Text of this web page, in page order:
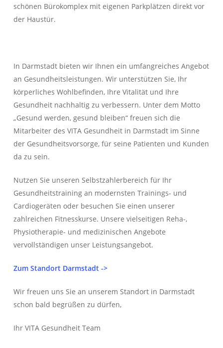
schönen Bürokomplex mit eigenen Parkplätzen direkt vor
der Haustür.
In Darmstadt bieten wir Ihnen ein umfangreiches Angebot
an Gesundheitsleistungen. Wir unterstützen Sie, Ihr
körperliches Wohlbefinden, Ihre Vitalität und Ihre
Gesundheit nachhaltig zu verbessern. Unter dem Motto
„Gesund werden, gesund bleiben“ freuen sich die
Mitarbeiter des VITA Gesundheit in Darmstadt im Sinne
der Gesundheitsvorsorge, für seine Patienten und Kunden
da zu sein.
Nutzen Sie unseren Selbstzahlerbereich für Ihr
Gesundheitstraining an modernsten Trainings- und
Cardiogeräten oder besuchen Sie einen unserer
zahlreichen Fitnesskurse. Unsere vielseitigen Reha-,
Physiotherapie- und medizinischen Angebote
vervollständigen unser Leistungsangebot.
Zum Standort Darmstadt ->
Wir freuen uns Sie an unserem Standort in Darmstadt
schon bald begrüßen zu dürfen,
Ihr VITA Gesundheit Team